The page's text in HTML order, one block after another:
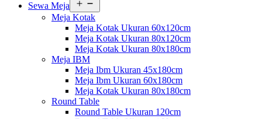
Sewa Meja
menu
Meja Kotak
Meja Kotak Ukuran 60x120cm
Meja Kotak Ukuran 80x120cm
Meja Kotak Ukuran 80x180cm
Meja IBM
Meja Ibm Ukuran 45x180cm
Meja Ibm Ukuran 60x180cm
Meja Kotak Ukuran 80x180cm
Round Table
Round Table Ukuran 120cm